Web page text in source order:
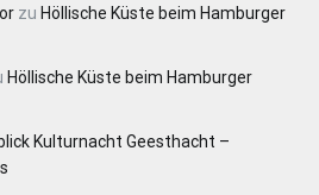
zu Höllische Küste beim Hamburger
Höllische Küste beim Hamburger
Kulturnacht Geesthacht –